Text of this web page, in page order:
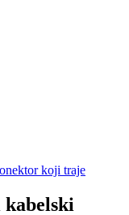
koji traje